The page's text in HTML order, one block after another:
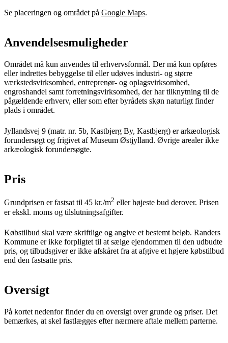
Se placeringen og området på Google Maps.
Anvendelsesmuligheder
Området må kun anvendes til erhvervsformål. Der må kun opføres
eller indrettes bebyggelse til eller udøves industri- og større
værkstedsvirksomhed, entreprenør- og oplagsvirksomhed,
engroshandel samt forretningsvirksomhed, der har tilknytning til de
pågældende erhverv, eller som efter byrådets skøn naturligt finder
plads i området.
Jyllandsvej 9 (matr. nr. 5b, Kastbjerg By, Kastbjerg) er arkæologisk
forundersøgt og frigivet af Museum Østjylland. Øvrige arealer ikke
arkæologisk forundersøgte.
Pris
Grundprisen er fastsat til 45 kr./m2 eller højeste bud derover. Prisen
er ekskl. moms og tilslutningsafgifter.
Købstilbud skal være skriftlige og angive et bestemt beløb. Randers
Kommune er ikke forpligtet til at sælge ejendommen til den udbudte
pris, og tilbudsgiver er ikke afskåret fra at afgive et højere købstilbud
end den fastsatte pris.
Oversigt
På kortet nedenfor finder du en oversigt over grunde og priser. Det
bemærkes, at skel fastlægges efter nærmere aftale mellem parterne.